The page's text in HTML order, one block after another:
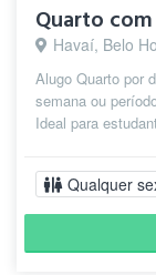
Quarto
Havaí, Belo
Alugo Quarto por
semana ou
Ideal para
Qualquer